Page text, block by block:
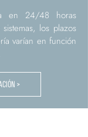
en 24/48 horas
los plazos
varían en función
>